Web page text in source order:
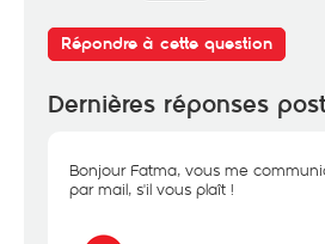
Répondre à cette question
Dernières réponses
Bonjour Fatma, vous me
par mail, s'il vous plaît !